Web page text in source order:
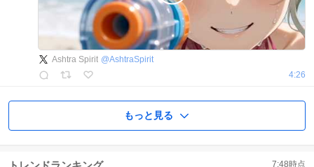
Ashtra Spirit @AshtraSpirit
4:26
もっと見る
7:48時点